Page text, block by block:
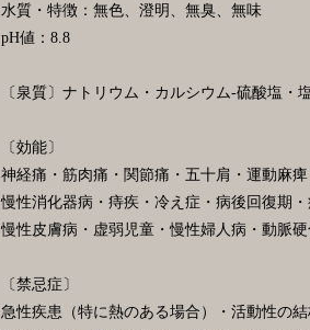
水質・特徴：無色、澄明、無臭、無味
pH値：8.8
〔泉質〕ナトリウム・カルシウム-硫酸塩・
〔効能〕
神経痛・筋肉痛・関節痛・五十肩・運動麻
慢性消化器病・痔疾・冷え症・病後回復期
慢性皮膚病・虚弱児童・慢性婦人病・動脈硬
〔禁忌症〕
急性疾患（特に熱のある場合）・活動性の